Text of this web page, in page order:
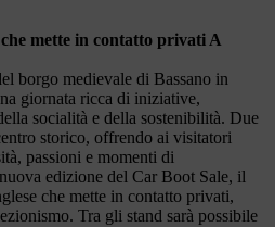
mette in contatto privati A
borgo medievale di Bassano in
giornata ricca di iniziative,
socialità e della sostenibilità. Due
storico, offrendo ai visitatori
passioni e momenti di
edizione del Car Boot Sale, il
che mette in contatto privati,
Tra gli stand sarà possibile